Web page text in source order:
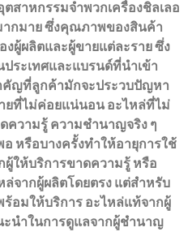
หกรรมจำพวกเครื่องชิลเลอ
ากมาย ซึ่งคุณภาพของสินค้า
ผู้ผลิตและผู้ขายแต่ละราย ซึ่ง
ระเทศและแบรนด์ที่นำเข้า
คัญที่ลูกค้ามักจะประวบปัญหา
ยที่ไม่ค่อยแน่นอน อะไหล่ที่ไม่
ความรู้ ความชำนาญจริง ๆ
หรือบางครั้งทำให้อายุการใช้
ผู้ให้บริการขาดความรู้ หรือ
จากผู้ผลิตโดยตรง แต่สำหรับ
อมให้บริการ อะไหล่แท้จากผู้
ะนำในการดูแลจากผู้ชำนาญ